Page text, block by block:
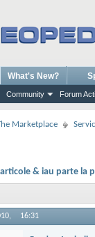
Community Forum
What's New?
Marketplace
& iau parte la
16:31